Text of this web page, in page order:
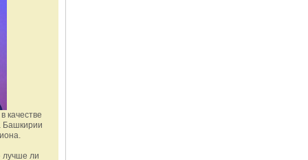
качестве
Башкирии
лучше ли